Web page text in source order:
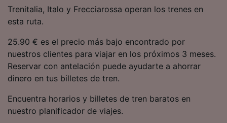
Trenitalia, Italo y Frecciarossa operan los trenes en
esta ruta.
25.90 € es el precio más bajo encontrado por
nuestros clientes para viajar en los próximos 3 meses.
Reservar con antelación puede ayudarte a ahorrar
dinero en tus billetes de tren.
Encuentra horarios y billetes de tren baratos en
nuestro planificador de viajes.